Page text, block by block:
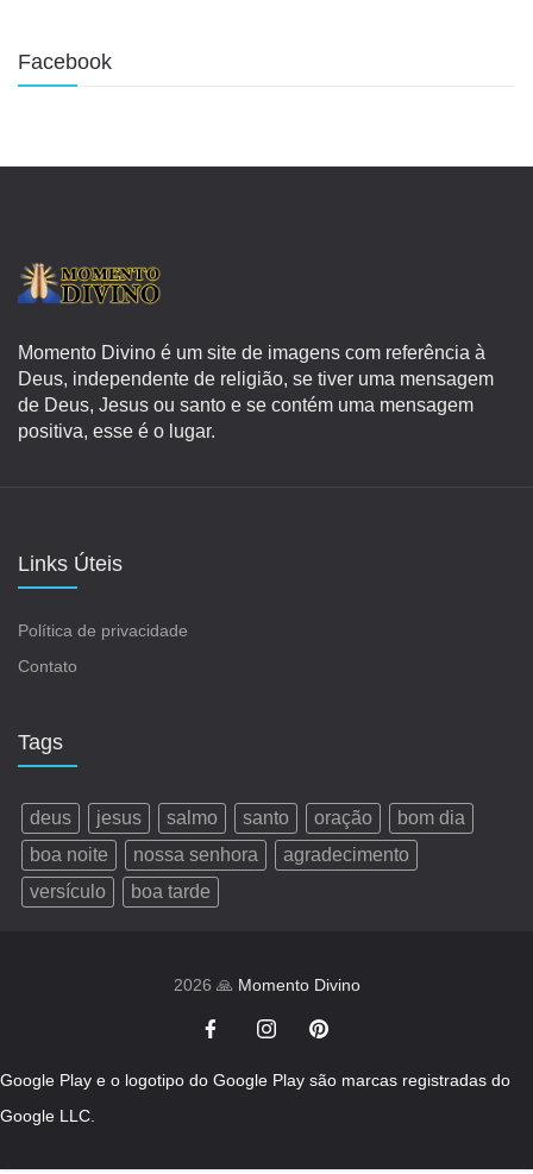
Facebook
Momento Divino é um site de imagens com referência à
Deus, independente de religião, se tiver uma mensagem
de Deus, Jesus ou santo e se contém uma mensagem
positiva, esse é o lugar.
Links Úteis
Política de privacidade
Contato
Tags
deus jesus salmo santo oração
bom dia
boa noite
nossa senhora
agradecimento
versículo
boa tarde
2026 🙏 Momento Divino
Google Play e o logotipo do Google Play são marcas registradas do
Google LLC.